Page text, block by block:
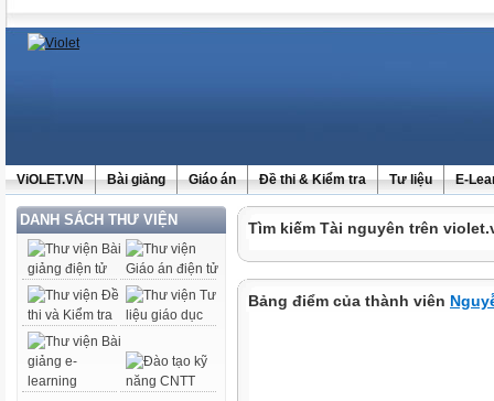
ViOLET.VN Bài giảng Giáo án Đề thi & Kiểm tra Tư liệu E-
DANH SÁCH THƯ VIỆN Tìm kiếm Tài nguyên trên
Bảng điểm của thành viên